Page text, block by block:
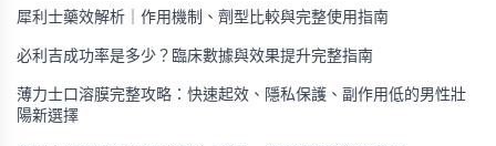
犀利士藥效解析｜作用機制、劑型比較與完整使用指南
必利吉成功率是多少？臨床數據與效果提升完整指南
薄力士口溶膜完整攻略：快速起效、隱私保護、副作用低的男性壯
陽新選擇